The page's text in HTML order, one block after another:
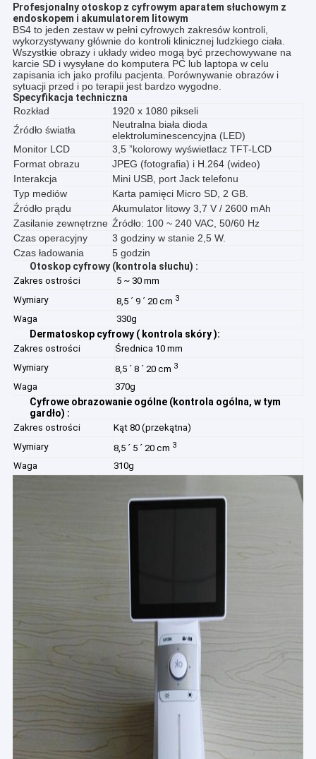
Produkty
Profesjonalny otoskop z cyfrowym aparatem słuchowym z
endoskopem i akumulatorem litowym
BS4 to jeden zestaw w pełni cyfrowych zakresów kontroli,
wykorzystywany głównie do kontroli klinicznej ludzkiego ciała.
Wszystkie obrazy i układy wideo mogą być przechowywane na
karcie SD i wysyłane do komputera PC lub laptopa w celu
zapisania ich jako profilu pacjenta. Porównywanie obrazów i
sytuacji przed i po terapii jest bardzo wygodne.
Specyfikacja techniczna
Rozkład
1920 x 1080 pikseli
Źródło światła
Neutralna biała dioda
elektroluminescencyjna (LED)
Monitor LCD
3,5 ”kolorowy wyświetlacz TFT-LCD
Format obrazu
JPEG (fotografia) i H.264 (wideo)
Interakcja
Mini USB, port Jack telefonu
Typ mediów
Karta pamięci Micro SD, 2 GB.
Źródło prądu
Akumulator litowy 3,7 V / 2600 mAh
Zasilanie zewnętrzne Źródło: 100 ~ 240 VAC, 50/60 Hz
Czas operacyjny
3 godziny w stanie 2,5 W.
Czas ładowania
5 godzin
Otoskop cyfrowy (kontrola słuchu) :
Zakres ostrości
5 ~ 30 mm
Wymiary
8,5 ´ 9 ´ 20 cm 3
Waga 330g
Dermatoskop cyfrowy ( kontrola skóry ):
Zakres ostrości
Średnica 10 mm
Wymiary
8,5 ´ 8 ´ 20 cm 3
Waga 370g
Cyfrowe obrazowanie ogólne (kontrola ogólna, w tym
gardło) :
Zakres ostrości
Kąt 80 (przekątna)
Wymiary
8,5 ´ 5 ´ 20 cm 3
Waga 310g